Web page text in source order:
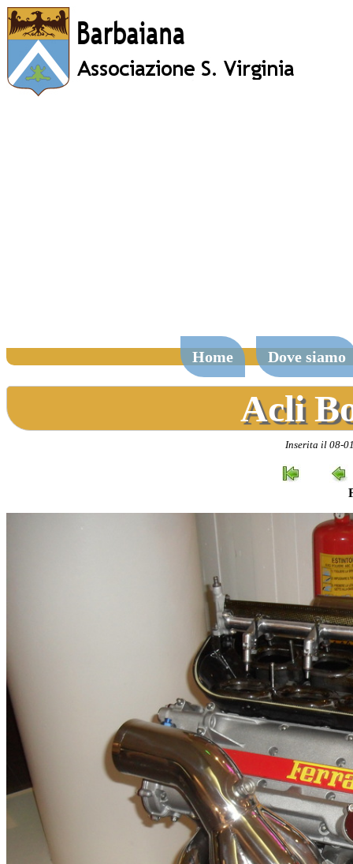
Home Dove siamo
Acli
Inserita il 08-